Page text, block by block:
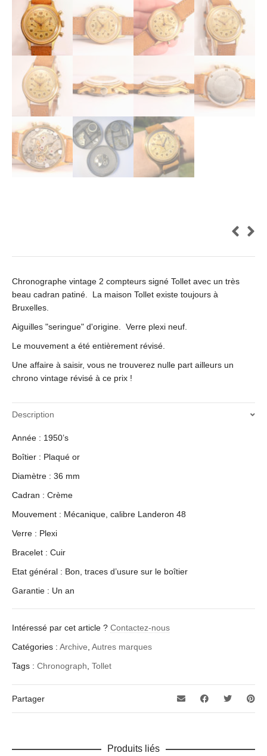
Chronographe vintage 2 compteurs signé Tollet avec un très
beau cadran patiné. La maison Tollet existe toujours à
Bruxelles.
Aiguilles "seringue" d'origine. Verre plexi neuf.
Le mouvement a été entièrement révisé.
Une affaire à saisir, vous ne trouverez nulle part ailleurs un
chrono vintage révisé à ce prix !
Description
Année : 1950’s
Boîtier : Plaqué or
Diamètre : 36 mm
Cadran : Crème
Mouvement : Mécanique, calibre Landeron 48
Verre : Plexi
Bracelet : Cuir
Etat général : Bon, traces d’usure sur le boîtier
Garantie : Un an
Intéressé par cet article ? Contactez-nous
Catégories : Archive, Autres marques
Tags : Chronograph, Tollet
Partager
Produits liés